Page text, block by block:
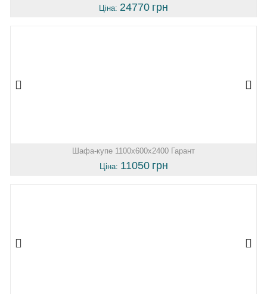
Ціна: 24770 грн
Шафа-купе 1100х600х2400 Гарант
Ціна: 11050 грн